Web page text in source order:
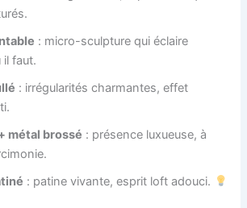
: micro-sculpture qui éclaire
il faut.
: irrégularités charmantes, effet
métal brossé : présence luxueuse, à
: patine vivante, esprit loft adouci.